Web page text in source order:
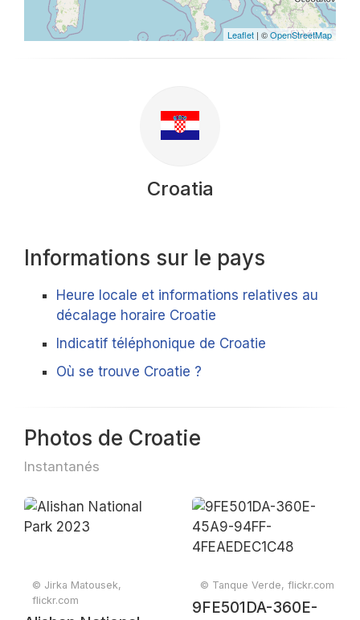
Leaflet | ©OpenStreetMap
Croatia
Informations sur le pays
Heure locale et informations relatives au
décalage horaire Croatie
Indicatif téléphonique de Croatie
Où se trouve Croatie ?
Photos de Croatie
Instantanés
© Jirka Matousek,
flickr.com
© Tanque Verde, flickr.com
9FE501DA-360E-